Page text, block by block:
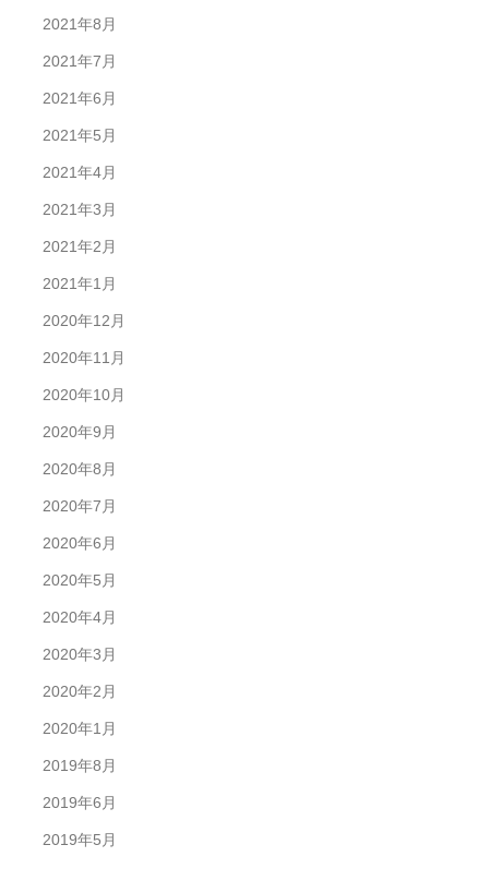
2021年8月
2021年7月
2021年6月
2021年5月
2021年4月
2021年3月
2021年2月
2021年1月
2020年12月
2020年11月
2020年10月
2020年9月
2020年8月
2020年7月
2020年6月
2020年5月
2020年4月
2020年3月
2020年2月
2020年1月
2019年8月
2019年6月
2019年5月